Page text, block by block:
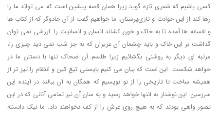
کسی باشیم که شعری تازه گوید زیرا همان قصه پیشین است که می تواند ما را
رها کند از این حوادث و تازی‌پرستان. ما خواهیم گفت از آن جادوگر که از کتاب ها
و افسانه ها آمده تا به خاک و خون کشاند انسان و انسانیت را. ارزشی نمی توان
گذاشت بر این خاک و باید چشمان آن عزیزان که به جز شب نمی دید چیزی را،
مرتبه ای دیگر به روشنی بگشائیم زیرا طلسم آن ضحاک تنها با دستان ما در
خواهد شکست. این است که بیان می کنیم بایستی تیغِ کین و انتقام را تیز تر از
همیشه ساخت تا تاریخی را از نو نویسیم که همگان به آن ببالند در آینده این
سرزمین. این نوشتار به انتها خواهد رسید و به سان آن نیز تمامی آنانی که در این
تصور واهی بودند که به هیچ روی عرش را از کف نخواهند داد. ما نیک دانسته